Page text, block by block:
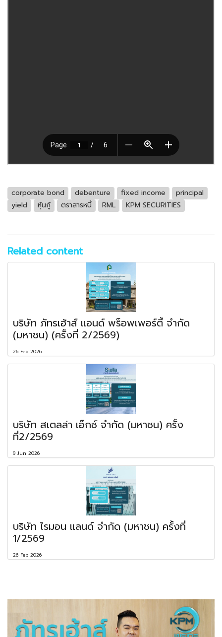
corporate bond debenture fixed income
principal
yield
หุ้นกู้ ตราสารหนี้ RML KPM SECURITIES
Related content
บริษัท ภัทรเฮ้าส์ แอนด์ พร็อพเพอร์ตี้ จำกัด
(มหาชน) (ครั้งที่ 2/2569)
26 Feb 2026
บริษัท สเตลล่า เอ็กซ์ จำกัด (มหาชน) ครั้ง
ที่2/2569
9 Jun 2026
บริษัท ไรมอน แลนด์ จำกัด (มหาชน) ครั้งที่
1/2569
26 Feb 2026